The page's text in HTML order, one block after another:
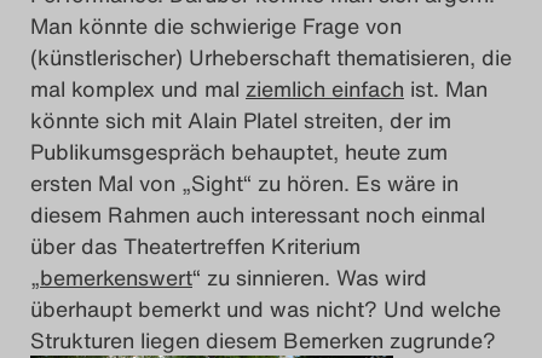
Man könnte die schwierige Frage von
(künstlerischer) Urheberschaft thematisieren, die
mal komplex und mal ziemlich einfach ist. Man
könnte sich mit Alain Platel streiten, der im
Publikumsgespräch behauptet, heute zum
ersten Mal von „Sight“ zu hören. Es wäre in
diesem Rahmen auch interessant noch einmal
über das Theatertreffen Kriterium
„bemerkenswert“ zu sinnieren. Was wird
überhaupt bemerkt und was nicht? Und welche
Strukturen liegen diesem Bemerken zugrunde?